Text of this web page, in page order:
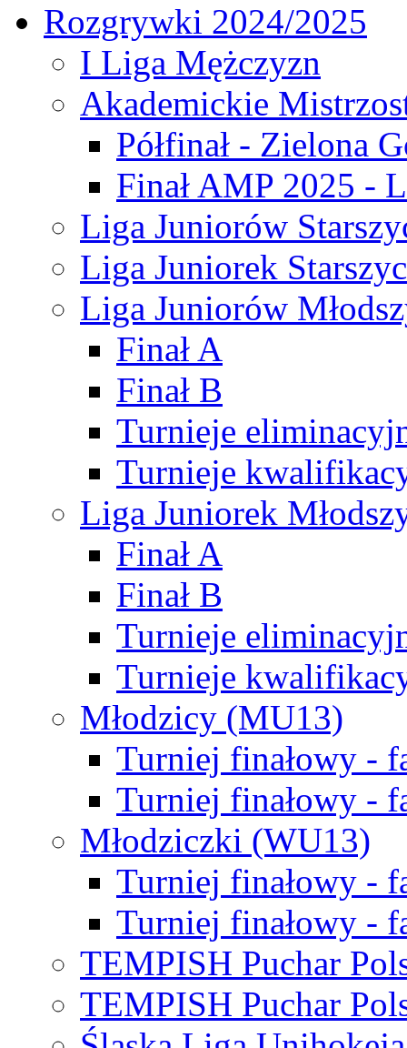
Rozgrywki 2024/2025
I Liga Mężczyzn
Akademickie
Półfinał - Zielona
Finał AMP 2025 -
Liga Juniorów
Liga Juniorek
Liga Juniorów
Finał A
Finał B
Turnieje
Turnieje
Liga Juniorek
Finał A
Finał B
Turnieje
Turnieje
Młodzicy (MU13)
Turniej finałowy -
Turniej finałowy -
Młodziczki (WU13)
Turniej finałowy -
Turniej finałowy -
TEMPISH Puchar
TEMPISH Puchar